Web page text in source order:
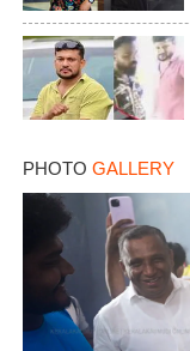
PHOTO GALLERY